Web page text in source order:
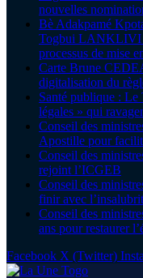
nouvelles
Bè Adakpamé
Togbui LANKLIVI
processus de mise
Carte Brune
digitalisation du
Santé publique : Le
légales » qui
Conseil des
Apostille pour
Conseil des
rejoint l’ICGEB
Conseil des
finir avec
Conseil des
ans pour restaurer
Facebook X (Twitter)